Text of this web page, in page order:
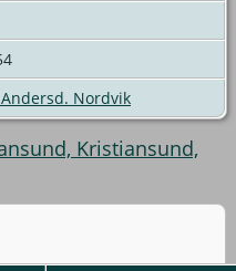
Nordvik
Kristiansund,